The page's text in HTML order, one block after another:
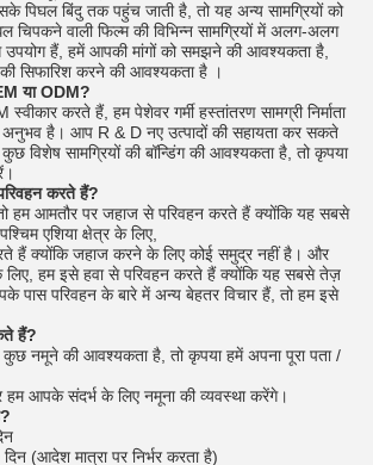
पिघल बिंदु तक पहुंच जाती है, तो यह अन्य सामग्रियों को
चिपकने वाली फिल्म की विभिन्न सामग्रियों में अलग-अलग
हैं, हमें आपकी मांगों को समझने की आवश्यकता है,
की सिफारिश करने की आवश्यकता है ।
या ODM?
करते हैं, हम पेशेवर गर्मी हस्तांतरण सामग्री निर्माता
अनुभव है। आप R & D नए उत्पादों की सहायता कर सकते
विशेष सामग्रियों की बॉन्डिंग की आवश्यकता है, तो कृपया
करते हैं?
हम आमतौर पर जहाज से परिवहन करते हैं क्योंकि यह सबसे
एशिया क्षेत्र के लिए,
हैं क्योंकि जहाज करने के लिए कोई समुद्र नहीं है। और
हम इसे हवा से परिवहन करते हैं क्योंकि यह सबसे तेज़
पास परिवहन के बारे में अन्य बेहतर विचार हैं, तो हम इसे
हैं?
कुछ नमूने की आवश्यकता है, तो कृपया हमें अपना पूरा पता /
आपके संदर्भ के लिए नमूना की व्यवस्था करेंगे।
(आदेश मात्रा पर निर्भर करता है)